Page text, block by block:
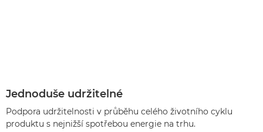
Jednoduše udržitelné
Podpora udržitelnosti v průběhu celého životního cyklu
produktu s nejnižší spotřebou energie na trhu.